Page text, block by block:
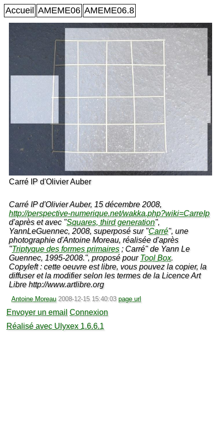
Accueil AMEME06 AMEME06.8
Carré IP d'Olivier Auber
Carré IP d'Olivier Auber, 15 décembre 2008,
http://perspective-numerique.net/wakka.php?wiki=CarreIp
d'après et avec "Squares, third generation",
YannLeGuennec, 2008, superposé sur "Carré", une
photographie d'Antoine Moreau, réalisée d'après
"Triptyque des formes primaires ; Carré" de Yann Le
Guennec, 1995-2008.", proposé pour Tool Box.
Copyleft : cette oeuvre est libre, vous pouvez la copier, la
diffuser et la modifier selon les termes de la Licence Art
Libre http://www.artlibre.org
Antoine Moreau 2008-12-15 15:40:03 page url
Envoyer un email Connexion
Réalisé avec Ulyxex 1.6.6.1